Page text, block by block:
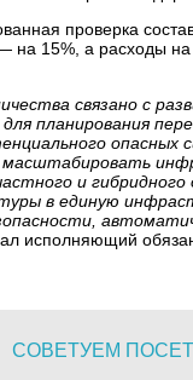
проверка
на 15%, а расходы
связано с
планирования
опасных
и
в единую
исполняющий
СОВЕТУЕМ